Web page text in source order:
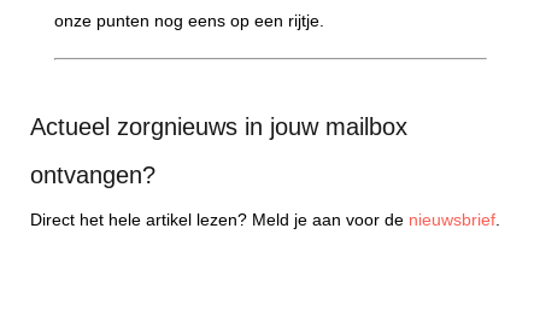
onze punten nog eens op een rijtje.
Actueel zorgnieuws in jouw mailbox
ontvangen?
Direct het hele artikel lezen? Meld je aan voor de nieuwsbrief